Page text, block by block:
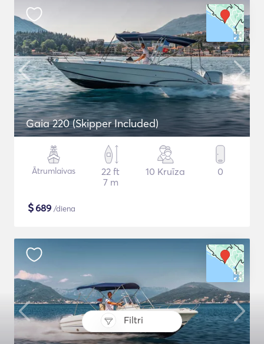
Filtri
Gaia 220 (Skipper Included)
Ātrumlaivas
22 ft
7 m
10 Kruīza 0
$689 /diena